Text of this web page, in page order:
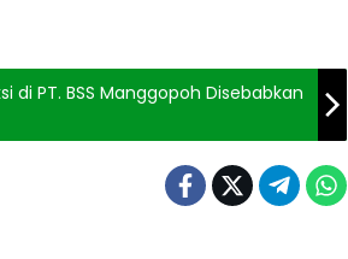
PT. BSS Manggopoh Disebabkan